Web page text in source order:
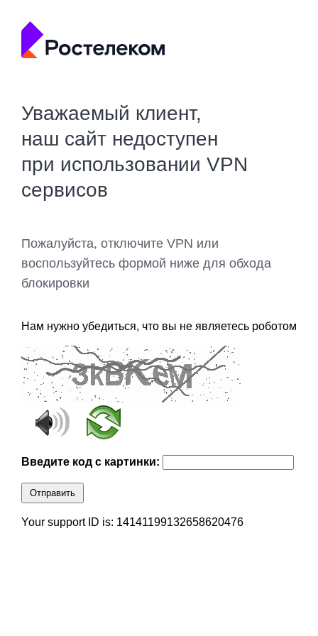
Уважаемый клиент,
наш сайт недоступен
при использовании VPN
сервисов
Пожалуйста, отключите VPN или
воспользуйтесь формой ниже для обхода
блокировки
Нам нужно убедиться, что вы не являетесь роботом
Введите код с картинки:
Отправить
Your support ID is: 14141199132658620476